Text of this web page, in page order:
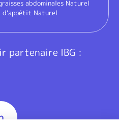
abdominales Naturel
d’appétit Naturel
partenaire IBG :